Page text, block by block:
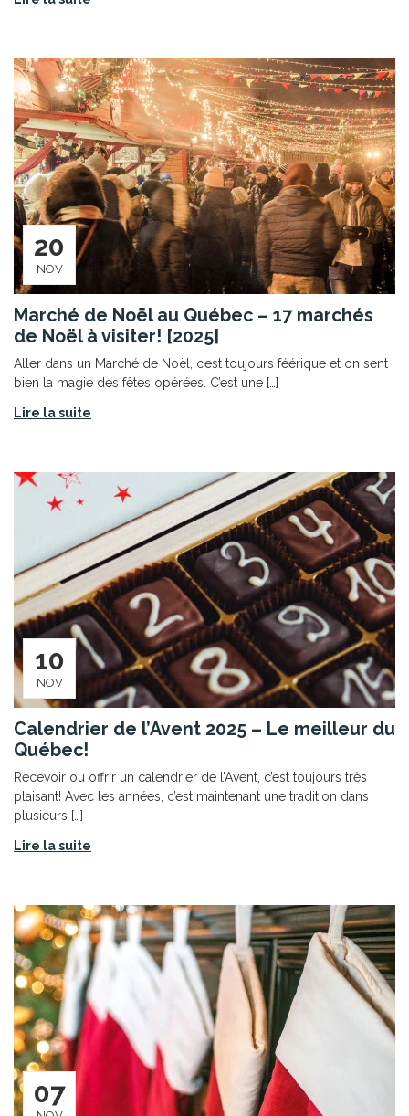
20
NOV
Marché de Noël au Québec – 17 marchés
de Noël à visiter! [2025]
Aller dans un Marché de Noël, c’est toujours féérique et on sent
bien la magie des fêtes opérées. C’est une […]
Lire la suite
10
NOV
Calendrier de l’Avent 2025 – Le meilleur du
Québec!
Recevoir ou offrir un calendrier de l’Avent, c’est toujours très
plaisant! Avec les années, c’est maintenant une tradition dans
plusieurs […]
Lire la suite
07